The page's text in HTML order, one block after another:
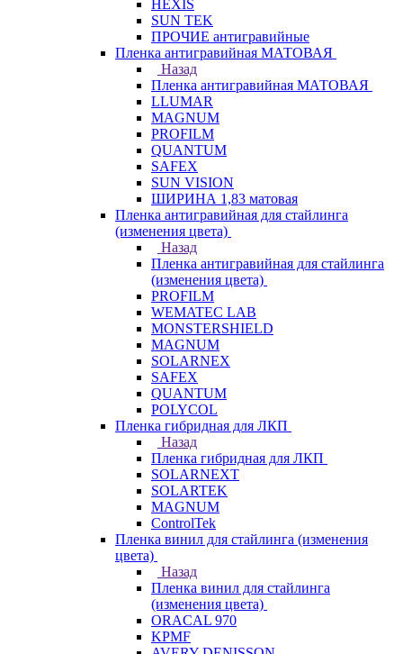
HEXIS
SUN TEK
ПРОЧИЕ антигравийные
Пленка антигравийная МАТОВАЯ
Назад
Пленка антигравийная МАТОВАЯ
LLUMAR
MAGNUM
PROFILM
QUANTUM
SAFEX
SUN VISION
ШИРИНА 1,83 матовая
Пленка антигравийная для стайлинга
(изменения цвета)
Назад
Пленка антигравийная для стайлинга
(изменения цвета)
PROFILM
WEMATEC LAB
MONSTERSHIELD
MAGNUM
SOLARNEX
SAFEX
QUANTUM
POLYCOL
Пленка гибридная для ЛКП
Назад
Пленка гибридная для ЛКП
SOLARNEXT
SOLARTEK
MAGNUM
ControlTek
Пленка винил для стайлинга (изменения
цвета)
Назад
Пленка винил для стайлинга
(изменения цвета)
ORACAL 970
KPMF